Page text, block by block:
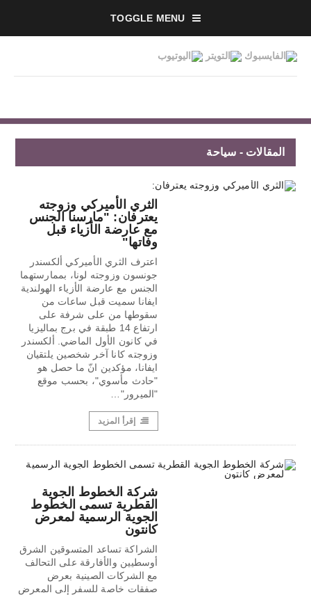
TOGGLE MENU
المقالات - سياحة
الثري الأميركي وزوجته
يعترفان: "مارسنا الجنس
مع عارضة الأزياء قبل
وفاتها"
اعترف الثري الأميركي ألكسندر
جونسون وزوجته لونا، بممارستهما
الجنس مع عارضة الأزياء الهولندية
ايفانا سميت قبل ساعات من
سقوطها من على شرفة على
ارتفاع 14 طبقة في برج بماليزيا
في كانون الأول الماضي. ألكسندر
وزوجته كانا آخر شخصين يلتقيان
ايفانا، مؤكدين انّ ما حصل هو
"حادث مأسوي"، بحسب موقع
"الميرور"…
إقرأ المزيد
شركة الخطوط الجوية
القطرية تسمى الخطوط
الجوية الرسمية لمعرض
كانتون
الشراكة تساعد المتسوقين الشرق
أوسطيين والأفارقة على التحالف
مع الشركات الصينية بعرض
صفقات خاصة للسفر إلى المعرض